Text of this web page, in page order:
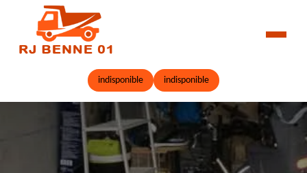
indisponible indisponible